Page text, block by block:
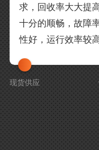
求，回收率大大提
十分的顺畅，故障
性好，运行效率较
现货供应